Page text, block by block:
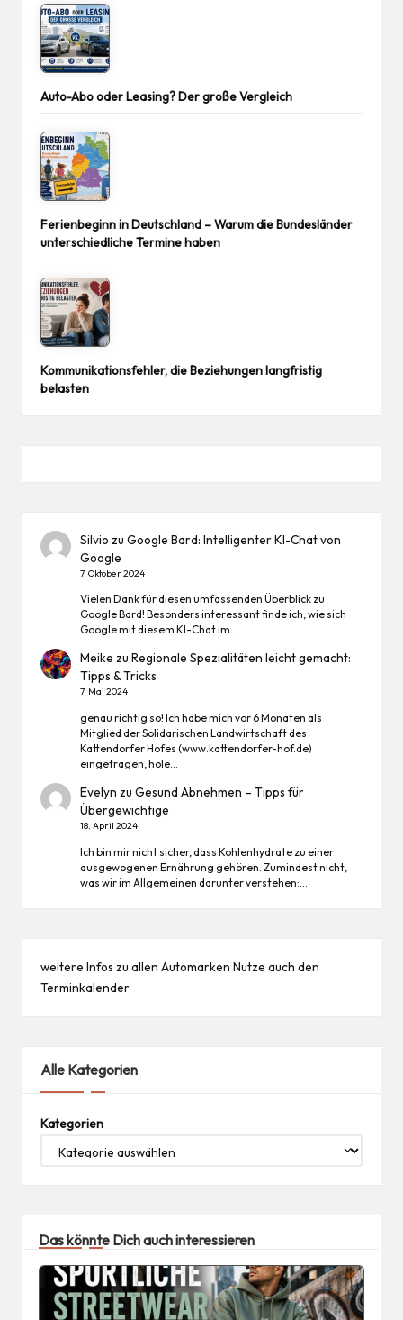
Auto-Abo oder Leasing? Der große Vergleich
Ferienbeginn in Deutschland – Warum die Bundesländer
unterschiedliche Termine haben
Kommunikationsfehler, die Beziehungen langfristig
belasten
Silvio zuGoogle Bard: Intelligenter KI-Chat von
Google
7. Oktober 2024
Vielen Dank für diesen umfassenden Überblick zu
Google Bard! Besonders interessant finde ich, wie sich
Google mit diesem KI-Chat im…
Meike zuRegionale Spezialitäten leicht gemacht:
Tipps & Tricks
7. Mai 2024
genau richtig so! Ich habe mich vor 6 Monaten als
Mitglied der Solidarischen Landwirtschaft des
Kattendorfer Hofes (www.kattendorfer-hof.de)
eingetragen, hole…
Evelyn zuGesund Abnehmen – Tipps für
Übergewichtige
18. April 2024
Ich bin mir nicht sicher, dass Kohlenhydrate zu einer
ausgewogenen Ernährung gehören. Zumindest nicht,
was wir im Allgemeinen darunter verstehen:…
weitere Infos zu allen Automarken Nutze auch den
Terminkalender
Alle Kategorien
Kategorien
Das könnte Dich auch interessieren